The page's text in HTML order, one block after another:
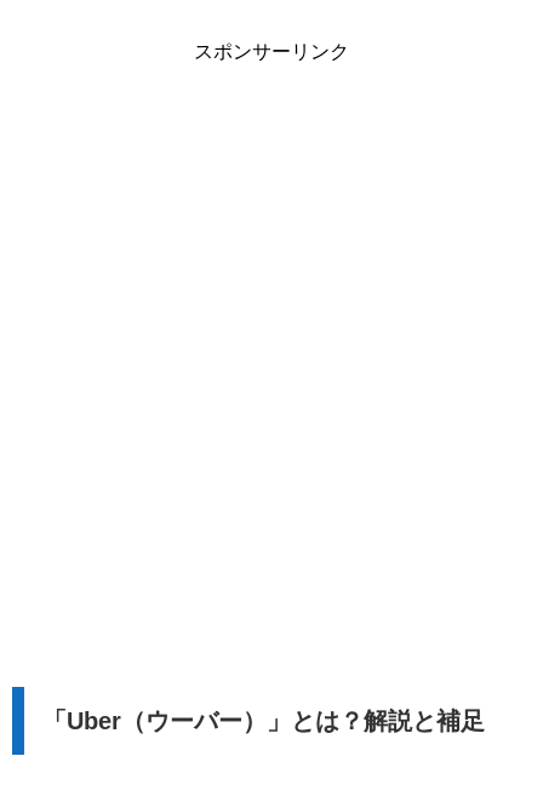
スポンサーリンク
「Uber（ウーバー）」とは？解説と補足